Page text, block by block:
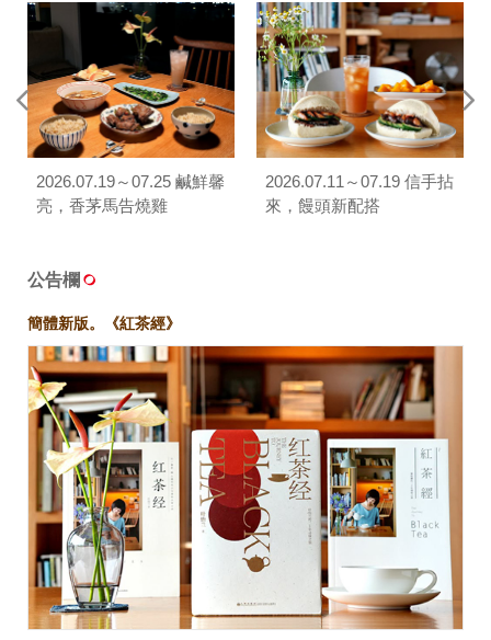
2026.07.19～07.25 鹹鮮馨
亮，香茅馬告燒雞
2026.07.11～07.19 信手拈
來，饅頭新配搭
公告欄
簡體新版。《紅茶經》